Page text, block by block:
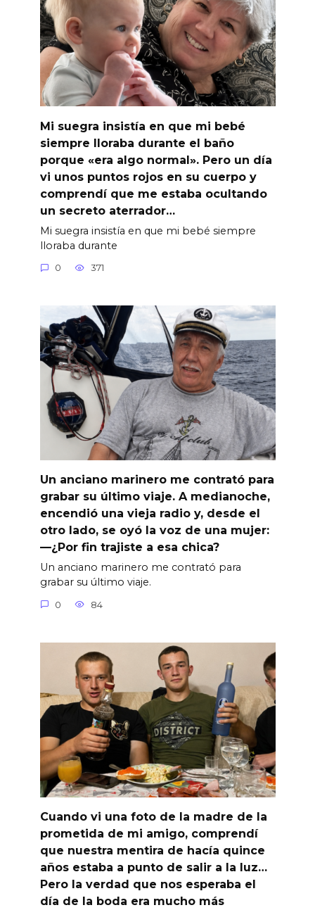
Mi suegra insistía en que mi bebé
siempre lloraba durante el baño
porque «era algo normal». Pero un día
vi unos puntos rojos en su cuerpo y
comprendí que me estaba ocultando
un secreto aterrador…
Mi suegra insistía en que mi bebé siempre
lloraba durante
0 371
Un anciano marinero me contrató para
grabar su último viaje. A medianoche,
encendió una vieja radio y, desde el
otro lado, se oyó la voz de una mujer:
—¿Por fin trajiste a esa chica?
Un anciano marinero me contrató para
grabar su último viaje.
0 84
Cuando vi una foto de la madre de la
prometida de mi amigo, comprendí
que nuestra mentira de hacía quince
años estaba a punto de salir a la luz…
Pero la verdad que nos esperaba el
día de la boda era mucho más